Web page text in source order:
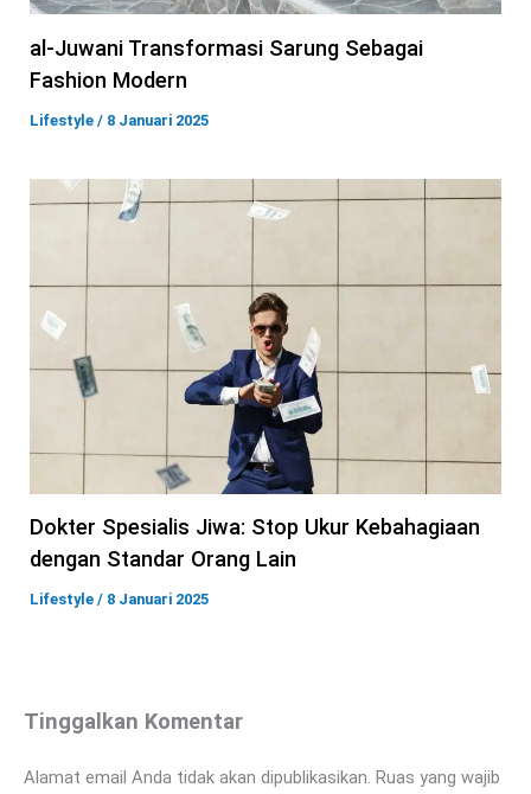
al-Juwani Transformasi Sarung Sebagai
Fashion Modern
Lifestyle / 8 Januari 2025
Dokter Spesialis Jiwa: Stop Ukur Kebahagiaan
dengan Standar Orang Lain
Lifestyle / 8 Januari 2025
Tinggalkan Komentar
Alamat email Anda tidak akan dipublikasikan. Ruas yang wajib